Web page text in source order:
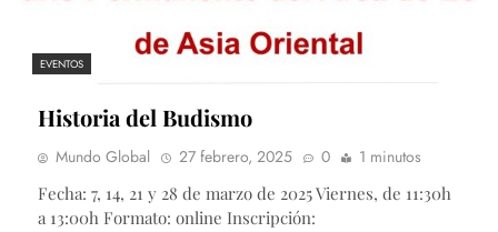
EVENTOS
Historia del Budismo
Mundo Global 27 febrero, 2025 0
1 minutos
Fecha: 7, 14, 21 y 28 de marzo de 2025 Viernes, de 11:30h
a 13:00h Formato: online Inscripción: